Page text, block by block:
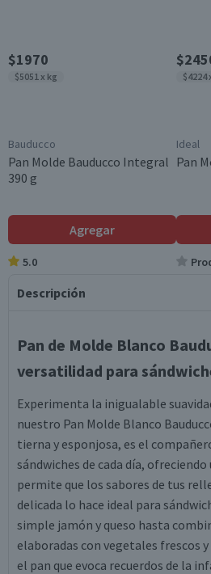
$1970
$5051 x kg
Bauducco
Pan Molde Bauducco Integral
390 g
Agregar
5.0
$4224
Ideal
Pan
Descripción
Pan de Molde Blanco
versatilidad para
Experimenta la inigualable
nuestro Pan Molde Blanco
tierna y esponjosa, es el
sándwiches de cada día,
permite que los sabores de tus
delicada lo hace ideal para
simple jamón y queso hasta
elaboradas con vegetales frescos
el pan que evoca recuerdos de la